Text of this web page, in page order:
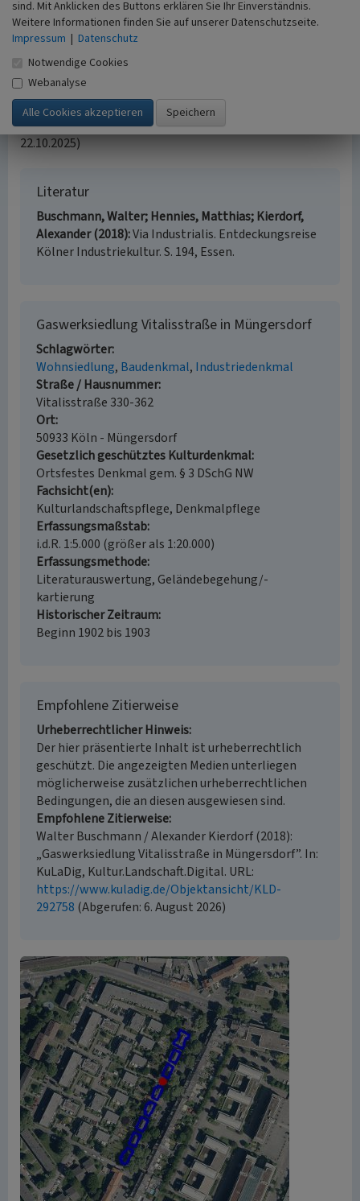
Baudenkmäler unter Schutz gestellt (www.stadt-
koeln.de)
www.buergerverein-koeln-muengersdorf.de
Köln-Müngersdorf (abgerufen 21.10.2025)
www.stadt-koeln.de: Denkmalkarte (abgerufen
22.10.2025)
Literatur
Buschmann, Walter; Hennies, Matthias; Kierdorf,
Alexander (2018) Via Industrialis. Entdeckungsreise
Kölner Industriekultur. S. 194, Essen.
Gaswerksiedlung Vitalisstraße in Müngersdorf
Schlagwörter
Wohnsiedlung Baudenkmal Industriedenkmal
Straße / Hausnummer
Vitalisstraße 330-362
Ort
50933 Köln - Müngersdorf
Gesetzlich geschütztes Kulturdenkmal
Ortsfestes Denkmal gem. § 3 DSchG NW
Fachsicht(en)
Kulturlandschaftspflege, Denkmalpflege
Erfassungsmaßstab
i.d.R. 1:5.000 (größer als 1:20.000)
Erfassungsmethode
Literaturauswertung, Geländebegehung/-
kartierung
Historischer Zeitraum
Beginn 1902 bis 1903
Empfohlene Zitierweise
Urheberrechtlicher Hinweis
Der hier präsentierte Inhalt ist urheberrechtlich
geschützt. Die angezeigten Medien unterliegen
möglicherweise zusätzlichen urheberrechtlichen
Bedingungen, die an diesen ausgewiesen sind.
Empfohlene Zitierweise
Walter Buschmann / Alexander Kierdorf (2018):
„Gaswerksiedlung Vitalisstraße in Müngersdorf”. In:
KuLaDig, Kultur.Landschaft.Digital. URL:
https://www.kuladig.de/Objektansicht/KLD-
292758 (Abgerufen: 6. August 2026)
sind. Mit Anklicken des Buttons erklären Sie Ihr Einverständnis.
Weitere Informationen finden Sie auf unserer Datenschutzseite.
Impressum | Datenschutz
Notwendige Cookies
Webanalyse